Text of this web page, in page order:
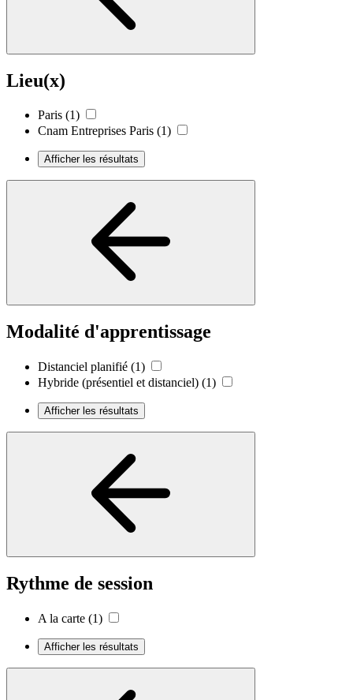
Lieu(x)
Paris (1)
Cnam Entreprises Paris (1)
Afficher les résultats
Modalité d'apprentissage
Distanciel planifié (1)
Hybride (présentiel et distanciel) (1)
Afficher les résultats
Rythme de session
A la carte (1)
Afficher les résultats